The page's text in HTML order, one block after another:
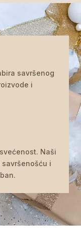
savršenog
i
Naši
i